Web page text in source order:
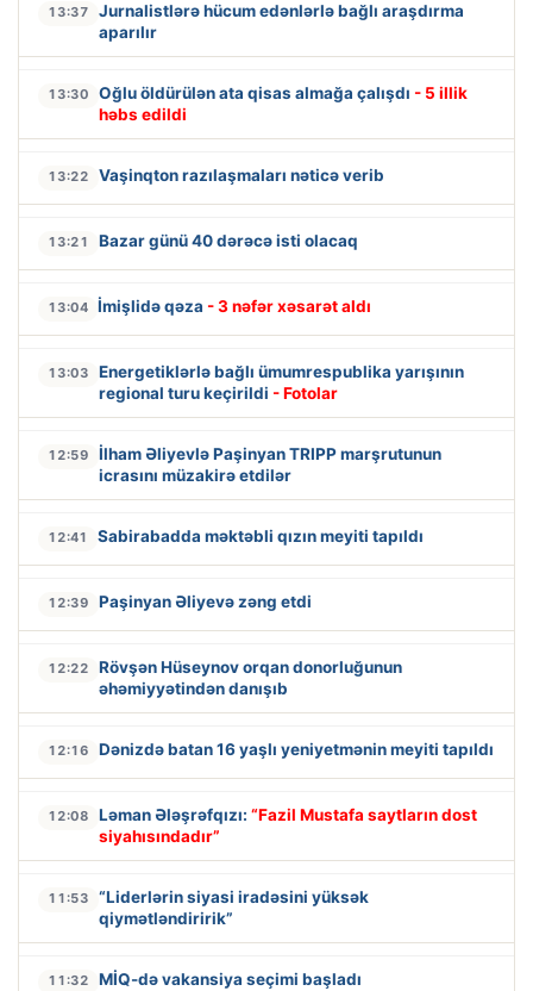
13:37
Jurnalistlərə hücum edənlərlə bağlı araşdırma
aparılır
13:30 Oğlu öldürülən ata qisas almağa çalışdı - 5 illik
həbs edildi
13:22 Vaşinqton razılaşmaları nəticə verib
13:21 Bazar günü 40 dərəcə isti olacaq
13:04 İmişlidə qəza - 3 nəfər xəsarət aldı
13:03
Energetiklərlə bağlı ümumrespublika yarışının
regional turu keçirildi - Fotolar
12:59
İlham Əliyevlə Paşinyan TRIPP marşrutunun
icrasını müzakirə etdilər
12:41 Sabirabadda məktəbli qızın meyiti tapıldı
12:39 Paşinyan Əliyevə zəng etdi
12:22
Rövşən Hüseynov orqan donorluğunun
əhəmiyyətindən danışıb
12:16 Dənizdə batan 16 yaşlı yeniyetmənin meyiti tapıldı
12:08 Ləman Ələşrəfqızı: “Fazil Mustafa saytların dost
siyahısındadır”
11:53
“Liderlərin siyasi iradəsini yüksək
qiymətləndiririk”
11:32 MİQ-də vakansiya seçimi başladı